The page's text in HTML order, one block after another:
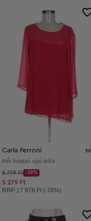
Carla Ferroni M
Női hosszú ujjú blúz
Kezdő ár:
8 779 Ft
Discount Price:
-39%
Csökkentett ár:
5 279 Ft
Ajánlott ár:
RRP 17 978 Ft (-70%)